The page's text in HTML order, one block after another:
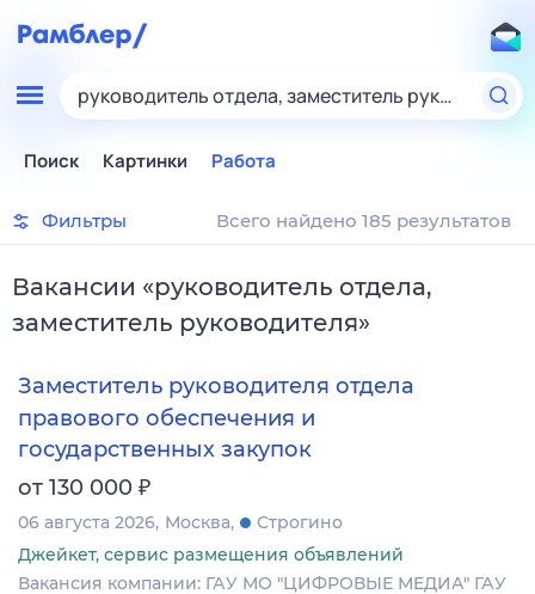
руководитель отдела, заместитель
Поиск Картинки Работа
Фильтры Всего найдено 185 результатов
Вакансии «руководитель отдела,
заместитель руководителя»
Заместитель руководителя отдела
правового обеспечения и
государственных закупок
от 130 000 ₽
06 августа 2026 Москва
Строгино
Джейкет, сервис размещения объявлений
Вакансия компании: ГАУ МО "ЦИФРОВЫЕ МЕДИА" ГАУ